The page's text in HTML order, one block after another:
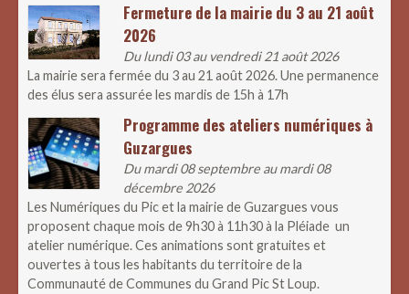
Fermeture de la mairie du 3 au 21 août
2026
Du lundi 03 au vendredi 21 août 2026
La mairie sera fermée du 3 au 21 août 2026. Une permanence
des élus sera assurée les mardis de 15h à 17h
Programme des ateliers numériques à
Guzargues
Du mardi 08 septembre au mardi 08
décembre 2026
Les Numériques du Pic et la mairie de Guzargues vous
proposent chaque mois de 9h30 à 11h30 à la Pléiade un
atelier numérique. Ces animations sont gratuites et
ouvertes à tous les habitants du territoire de la
Communauté de Communes du Grand Pic St Loup.